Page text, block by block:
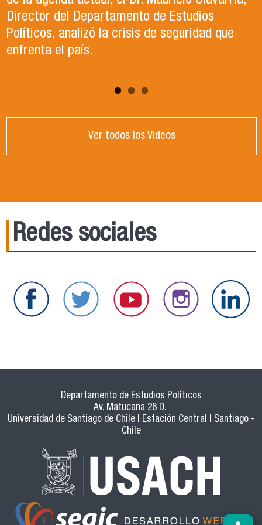
Director del Departamento de Estudios
Políticos, analizó la crisis de seguridad que
enfrenta el país.
contexto político y académico nacional.
Puedes revisar los paneles en el apartado
"Congreso ACCP" de la página web.
Ver todos los Videos
Redes sociales
Departamento de Estudios Políticos
Av. Matucana 28 D.
Universidad de Santiago de Chile | Estación Central | Santiago -
Chile